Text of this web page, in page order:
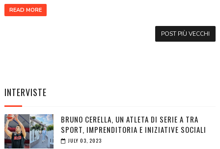
READ MORE
POST PIÙ VECCHI
INTERVISTE
BRUNO CERELLA, UN ATLETA DI SERIE A TRA
SPORT, IMPRENDITORIA E INIZIATIVE SOCIALI
JULY 03, 2023